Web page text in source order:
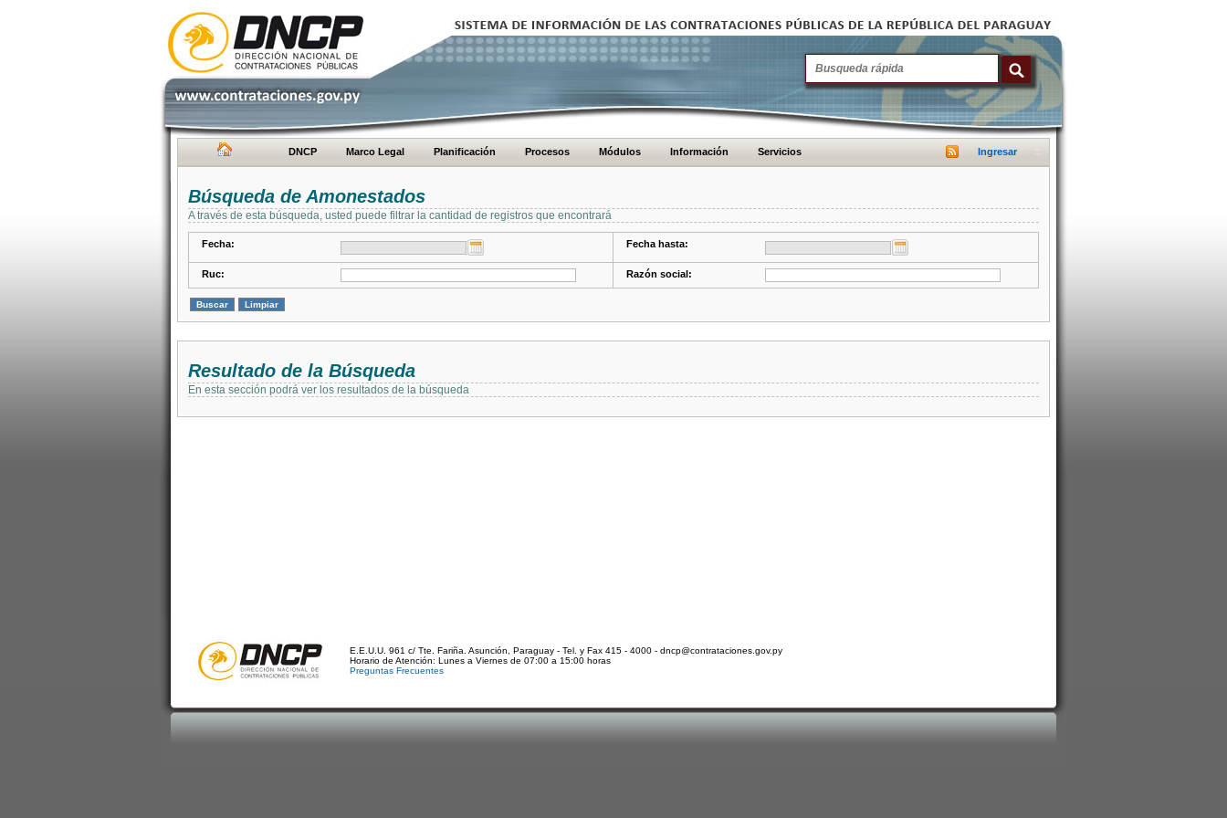
DNCP Marco Legal Planificación Procesos Módulos Información Servicios Ingresar
Búsqueda de Amonestados
A través de esta búsqueda, usted puede filtrar la cantidad de registros que encontrará
Fecha: Fecha hasta:
Ruc: Razón social:
Resultado de la Búsqueda
En esta sección podrá ver los resultados de la búsqueda
E.E.U.U. 961 c/ Tte. Fariña. Asunción, Paraguay - Tel. y Fax 415 - 4000 - dncp@contrataciones.gov.py
Horario de Atención: Lunes a Viernes de 07:00 a 15:00 horas
Preguntas Frecuentes